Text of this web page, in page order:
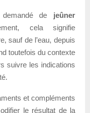
de jeûner
cela signifie
sauf de l’eau, depuis
toutefois du contexte
suivre les indications
et compléments
le résultat de la